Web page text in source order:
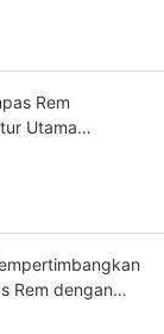
Rem
Utama
Rem dengan